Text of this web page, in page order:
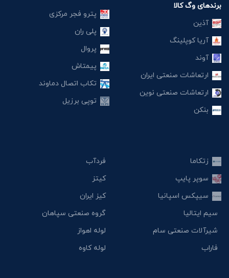
برندهای وگ کالا
آذین
آریا کوپلینگ
آوند
ارتعاشات صنعتی ایران
ارتعاشات صنعتی نوین
بنکن
پترو فجر مرکزی
پلی ران
پروال
پیمتاش
تکاب اتصال دماوند
توپی برزیل
زتکاما
سوپر پایپ
سیپکس اسپانیا
سیم ایتالیا
شیرآلات صنعتی سام
فاراب
فردآب
کیتز
کیز ایران
گروه صنعتی سپاهان
لوله اهواز
لوله کاوه